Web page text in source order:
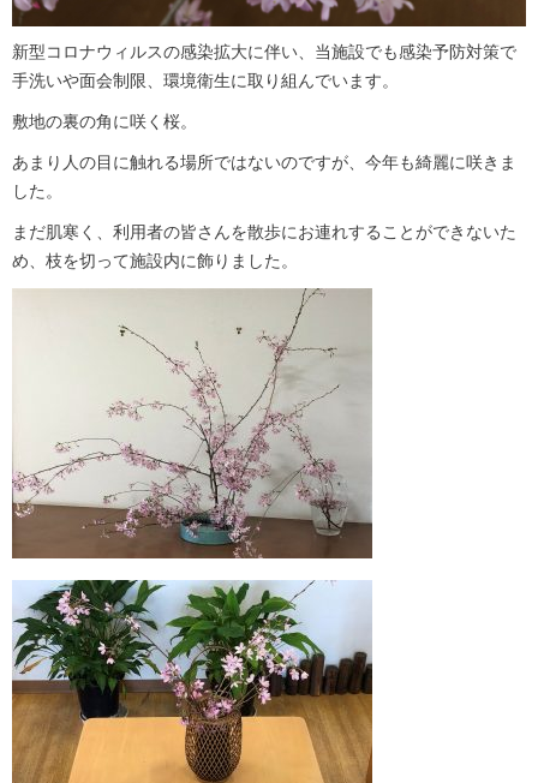
新型コロナウィルスの感染拡大に伴い、当施設でも感染予防対策で
手洗いや面会制限、環境衛生に取り組んでいます。
敷地の裏の角に咲く桜。
あまり人の目に触れる場所ではないのですが、今年も綺麗に咲きま
した。
まだ肌寒く、利用者の皆さんを散歩にお連れすることができないた
め、枝を切って施設内に飾りました。